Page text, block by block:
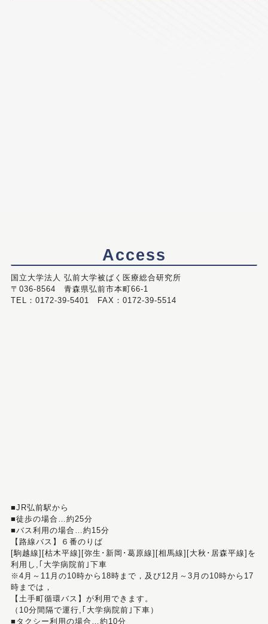
Access
国立大学法人 弘前大学被ばく医療総合研究所
〒036-8564 青森県弘前市本町66-1
TEL：0172-39-5401 FAX：0172-39-5514
■JR弘前駅から
■徒歩の場合…約25分
■バス利用の場合…約15分
【路線バス】６番のりば
[駒越線][枯木平線][弥生･新岡･葛原線][相馬線][大秋･居森平線]を
利用し,｢大学病院前｣下車
※4月～11月の10時から18時まで，及び12月～3月の10時から17
時までは，
【土手町循環バス】が利用できます。
（10分間隔で運行,｢大学病院前｣下車）
■タクシー利用の場合…約10分